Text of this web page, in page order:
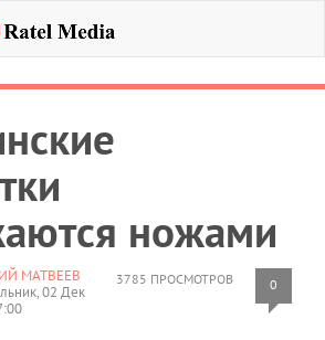
ножами
3785 ПРОСМОТРОВ 0
МАТВЕЕВ
02 Дек